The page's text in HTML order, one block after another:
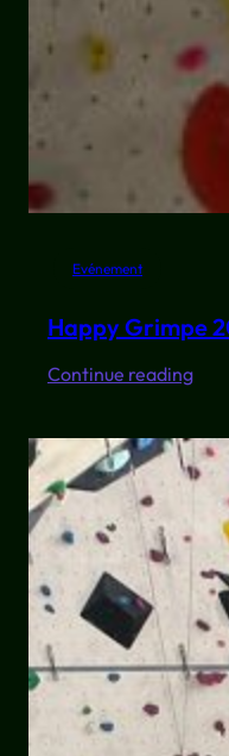
Evénement
Happy Grimpe
Continue reading:
2026